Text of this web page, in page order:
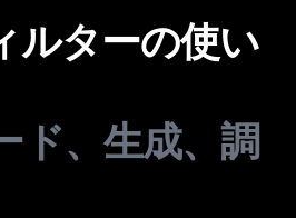
ルターの使い
ド、生成、調